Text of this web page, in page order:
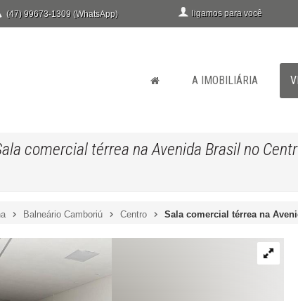
(47) 99673-1309 (WhatsApp) ligamos para você
A IMOBILIÁRIA
comercial térrea na Avenida Brasil no
Balneário Camboriú Centro Sala comercial térrea na